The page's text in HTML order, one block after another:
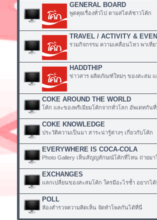
GENERAL BOARD
พูดคุยเรื่องทั่วไป ตามสไตล์ชาวโค้ก
TRAVEL / ACTIVITY &
รวมกิจกรรม ความเคลื่อนไหว พาเที่ย
HADDTHIP
ข่าวสาร ผลิตภัณฑ์ใหม่ๆ ของสะสม แ
COKE AROUND THE WORLD
โค้ก และของพรีเมียมโค้กจากทั่วโลก อัพเดทกัน
COKE KNOWLEDGE
ประวัติความเป็นมา สาระน่ารู้ต่างๆ เกี่ยวกับโค้ก
EVERYWHERE IS COCA-COLA
Photo Gallery เห็นสัญญลักษณ์โค้กที่ไหน ถ่ายมา
EXCHANGES
แลกเปลี่ยนของสะสมโค้ก ใครมีอะไรซ้ำ อยากไ
POLL
ห้องสำรวจความคิดเห็น จัดทำโพลกันได้ที่นี่